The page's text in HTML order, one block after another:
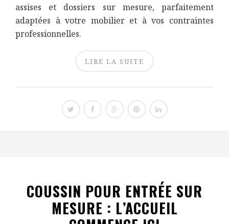
assises et dossiers sur mesure, parfaitement
adaptées à votre mobilier et à vos contraintes
professionnelles.
LIRE LA SUITE
COUSSIN POUR ENTRÉE SUR
MESURE : L’ACCUEIL